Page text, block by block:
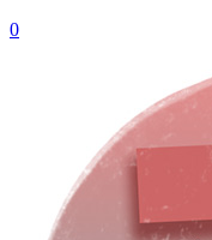
0